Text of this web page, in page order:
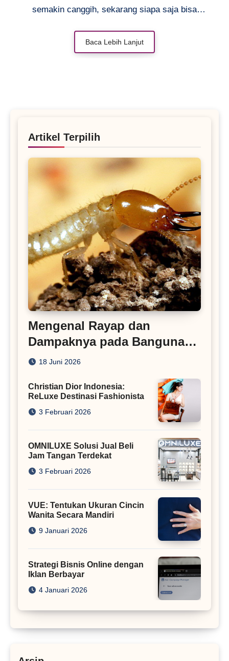
semakin canggih, sekarang siapa saja bisa
sebelumnya sulit dicapai. Artikel ini akan
memberikan tips drone untuk membantu Anda
Baca Lebih Lanjut
Artikel Terpilih
Mengenal Rayap dan
Dampaknya pada Bangunan
Rumah
18 Juni 2026
Christian Dior Indonesia:
ReLuxe Destinasi Fashionista
3 Februari 2026
OMNILUXE Solusi Jual Beli
Jam Tangan Terdekat
3 Februari 2026
VUE: Tentukan Ukuran Cincin
Wanita Secara Mandiri
9 Januari 2026
Strategi Bisnis Online dengan
Iklan Berbayar
4 Januari 2026